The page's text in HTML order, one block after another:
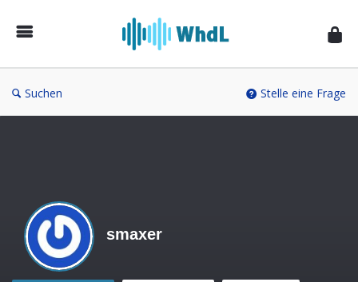
von
Suchen Stelle eine Frage
smaxer